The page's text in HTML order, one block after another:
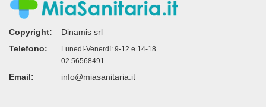
Copyright:
Dinamis srl
Telefono:
Lunedì-Venerdì: 9-12 e 14-18
02 56568491
Email: info@miasanitaria.it